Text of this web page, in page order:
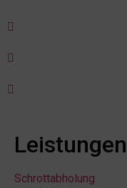
Leistungen
Schrottabholung